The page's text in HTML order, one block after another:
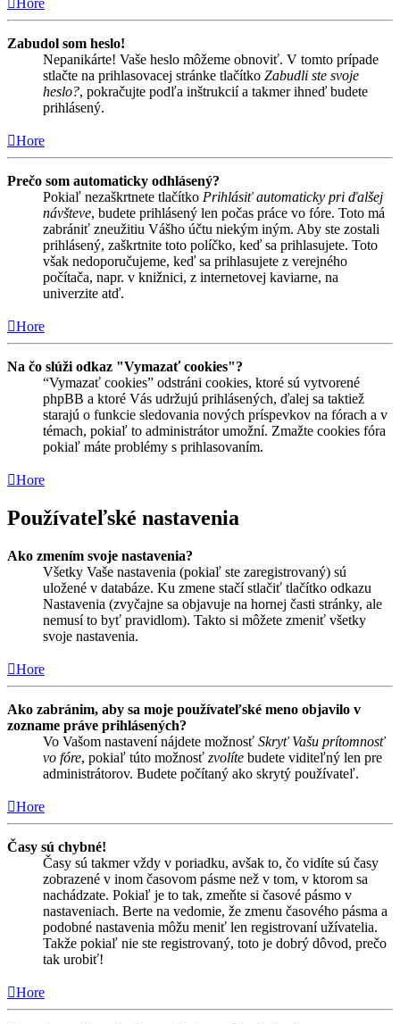
Zabudol som heslo!
Nepanikárte! Vaše heslo môžeme obnoviť. V tomto prípade
stlačte na prihlasovacej stránke tlačítko Zabudli ste svoje
heslo?, pokračujte podľa inštrukcií a takmer ihneď budete
prihlásený.
Hore
Prečo som automaticky odhlásený?
Pokiaľ nezaškrtnete tlačítko Prihlásiť automaticky pri ďalšej
návšteve, budete prihlásený len počas práce vo fóre. Toto má
zabrániť zneužitiu Vášho účtu niekým iným. Aby ste zostali
prihlásený, zaškrtnite toto políčko, keď sa prihlasujete. Toto
však nedoporučujeme, keď sa prihlasujete z verejného
počítača, napr. v knižnici, z internetovej kaviarne, na
univerzite atď.
Hore
Na čo slúži odkaz "Vymazať cookies"?
“Vymazať cookies” odstráni cookies, ktoré sú vytvorené
phpBB a ktoré Vás udržujú prihlásených, ďalej sa taktiež
starajú o funkcie sledovania nových príspevkov na fórach a v
témach, pokiaľ to administrátor umožní. Zmažte cookies fóra
pokiaľ máte problémy s prihlasovaním.
Hore
Používateľské nastavenia
Ako zmením svoje nastavenia?
Všetky Vaše nastavenia (pokiaľ ste zaregistrovaný) sú
uložené v databáze. Ku zmene stačí stlačiť tlačítko odkazu
Nastavenia (zvyčajne sa objavuje na hornej časti stránky, ale
nemusí to byť pravidlom). Takto si môžete zmeniť všetky
svoje nastavenia.
Hore
Ako zabránim, aby sa moje používateľské meno objavilo v
zozname práve prihlásených?
Vo Vašom nastavení nájdete možnosť Skryť Vašu prítomnosť
vo fóre, pokiaľ túto možnosť zvolíte budete viditeľný len pre
administrátorov. Budete počítaný ako skrytý používateľ.
Hore
Časy sú chybné!
Časy sú takmer vždy v poriadku, avšak to, čo vidíte sú časy
zobrazené v inom časovom pásme než v tom, v ktorom sa
nachádzate. Pokiaľ je to tak, zmeňte si časové pásmo v
nastaveniach. Berte na vedomie, že zmenu časového pásma a
podobné nastavenia môžu meniť len registrovaní užívatelia.
Takže pokiaľ nie ste registrovaný, toto je dobrý dôvod, prečo
tak urobiť!
Hore